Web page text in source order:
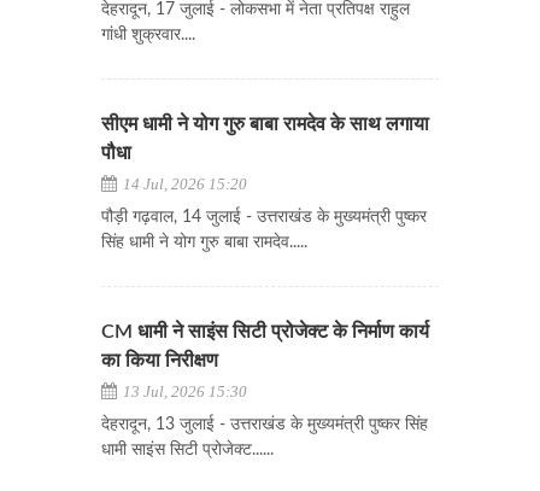
देहरादून, 17 जुलाई - लोकसभा में नेता प्रतिपक्ष राहुल
गांधी शुक्रवार....
सीएम धामी ने योग गुरु बाबा रामदेव के साथ लगाया
पौधा
14 Jul, 2026 15:20
पौड़ी गढ़वाल, 14 जुलाई - उत्तराखंड के मुख्यमंत्री पुष्कर
सिंह धामी ने योग गुरु बाबा रामदेव.....
CM धामी ने साइंस सिटी प्रोजेक्ट के निर्माण कार्य
का किया निरीक्षण
13 Jul, 2026 15:30
देहरादून, 13 जुलाई - उत्तराखंड के मुख्यमंत्री पुष्कर सिंह
धामी साइंस सिटी प्रोजेक्ट......